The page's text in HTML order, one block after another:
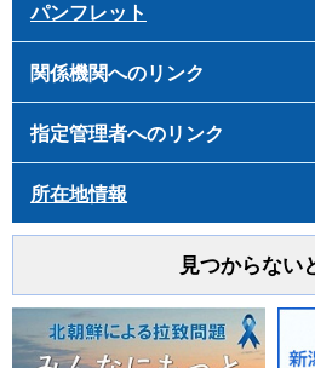
パンフレット
関係機関へのリンク
指定管理者へのリンク
所在地情報
見つからない